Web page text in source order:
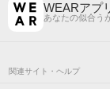
WEARアプ
あなたの似合う
関連サイト・ヘルプ